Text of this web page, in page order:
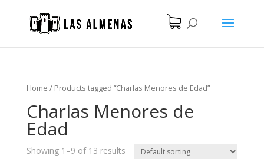
Home / Products tagged “Charlas Menores de Edad”
Charlas Menores de
Edad
Showing 1–9 of 13 results